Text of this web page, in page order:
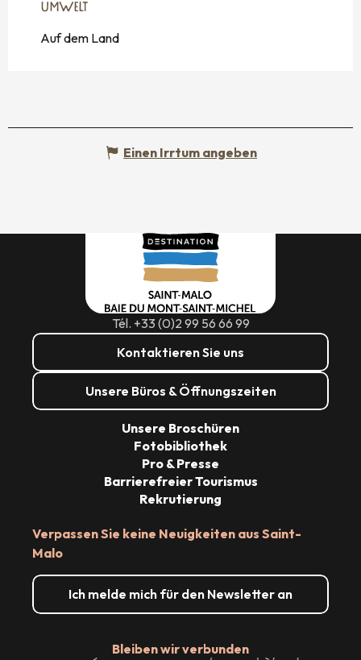
UMWELT
UMWELT
Auf dem Land
Einen Irrtum angeben
Tél. +33 (0)2 99 56 66 99
Kontaktieren Sie uns
Unsere Büros & Öffnungszeiten
Verpassen Sie keine Neuigkeiten aus Saint-
Malo
Ich melde mich für den Newsletter an
Bleiben wir verbunden
Unsere Broschüren
Fotobibliothek
Pro & Presse
Barrierefreier Tourismus
Rekrutierung